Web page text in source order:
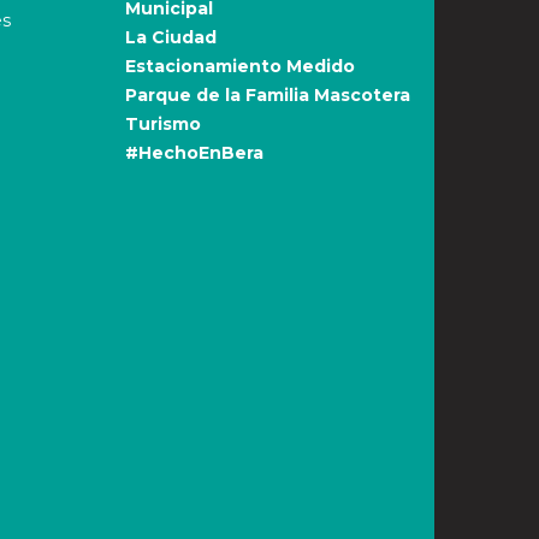
Municipal
La Ciudad
Estacionamiento Medido
Parque de la Familia Mascotera
Turismo
#HechoEnBera